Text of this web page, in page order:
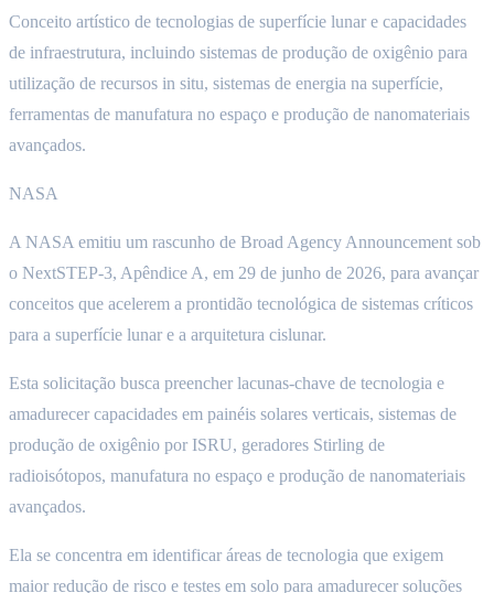
Conceito artístico de tecnologias de superfície lunar e capacidades
de infraestrutura, incluindo sistemas de produção de oxigênio para
utilização de recursos in situ, sistemas de energia na superfície,
ferramentas de manufatura no espaço e produção de nanomateriais
avançados.
NASA
A NASA emitiu um rascunho de Broad Agency Announcement sob
o NextSTEP-3, Apêndice A, em 29 de junho de 2026, para avançar
conceitos que acelerem a prontidão tecnológica de sistemas críticos
para a superfície lunar e a arquitetura cislunar.
Esta solicitação busca preencher lacunas-chave de tecnologia e
amadurecer capacidades em painéis solares verticais, sistemas de
produção de oxigênio por ISRU, geradores Stirling de
radioisótopos, manufatura no espaço e produção de nanomateriais
avançados.
Ela se concentra em identificar áreas de tecnologia que exigem
maior redução de risco e testes em solo para amadurecer soluções